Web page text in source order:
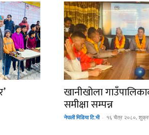
खानीखोला
समीक्षा सम्पन्न
नेपाली मिडिया टि.भी - १६ चैत्र २०८०,